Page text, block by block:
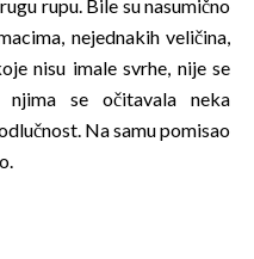
rupu. Bile su nasumično
nejednakih veličina,
nisu imale svrhe, nije se
se očitavala neka
Na samu pomisao